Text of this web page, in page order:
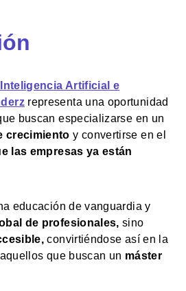
Artificial e
representa una oportunidad
buscan especializarse en un
crecimiento y convertirse en el
las empresas ya están
educación de vanguardia y
de profesionales, sino
convirtiéndose así en la
que buscan un máster